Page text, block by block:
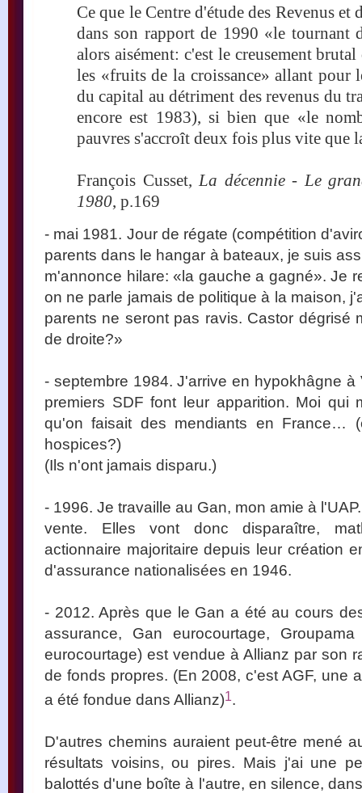
Ce que le Centre d'étude des Revenus et
dans son rapport de 1990 «le tournant
alors aisément: c'est le creusement
les «fruits de la croissance» allant pour
du capital au détriment des revenus du
encore est 1983), si bien que «le
pauvres s'accroît deux fois plus vite que
François Cusset,La décennie - Le
1980, p.169
- mai 1981. Jour de régate (compétition
parents dans le hangar à bateaux, je suis
m'annonce hilare: «la gauche a gagné». Je
on ne parle jamais de politique à la maison,
parents ne seront pas ravis. Castor dégrisé
de droite?»
- septembre 1984. J'arrive en hypokhâgne à
premiers SDF font leur apparition. Moi qui
qu'on faisait des mendiants en France…
hospices?)
(Ils n'ont jamais disparu.)
- 1996. Je travaille au Gan, mon amie à
vente. Elles vont donc disparaître,
actionnaire majoritaire depuis leur création
d'assurance nationalisées en 1946.
- 2012. Après que le Gan a été au cours
assurance, Gan eurocourtage,
eurocourtage) est vendue à Allianz par son
de fonds propres. (En 2008, c'est AGF, une
a été fondue dans Allianz)1 .
D'autres chemins auraient peut-être mené
résultats voisins, ou pires. Mais j'ai une
balottés d'une boîte à l'autre, en silence,